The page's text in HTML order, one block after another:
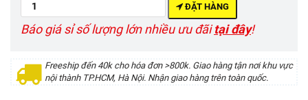
ĐẶT HÀNG
Báo giá sỉ số lượng lớn nhiều ưu đãitại đây!
Freeship đến 40k cho hóa đơn >800k. Giao hàng tận nơi khu vực
nội thành TP.HCM, Hà Nội. Nhận giao hàng trên toàn quốc.